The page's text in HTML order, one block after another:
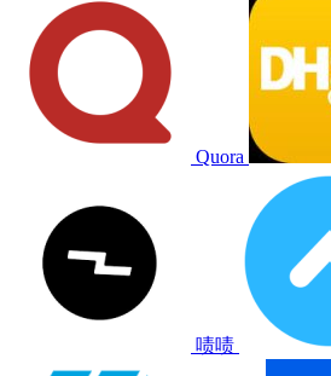
Quora
啧啧